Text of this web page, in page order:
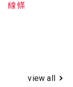
線條
view all